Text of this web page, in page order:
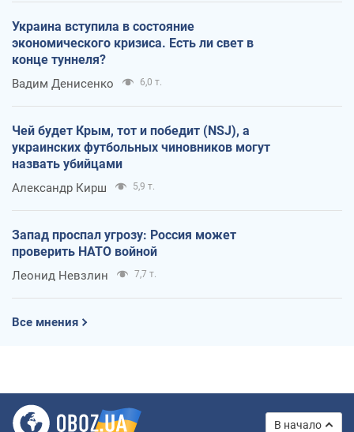
Украина вступила в состояние
экономического кризиса. Есть ли свет в
конце туннеля?
Вадим Денисенко 6,0 т.
Чей будет Крым, тот и победит (NSJ), а
украинских футбольных чиновников могут
назвать убийцами
Александр Кирш 5,9 т.
Запад проспал угрозу: Россия может
проверить НАТО войной
Леонид Невзлин 7,7 т.
Все мнения
В начало